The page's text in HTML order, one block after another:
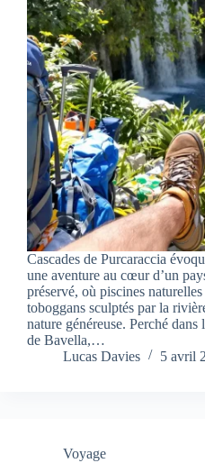
Cascades de Purcaraccia
une aventure au cœur d’un
préservé, où piscines
toboggans sculptés par la
nature généreuse. Perché
de Bavella,…
Lucas Davies
5 avril
Voyage